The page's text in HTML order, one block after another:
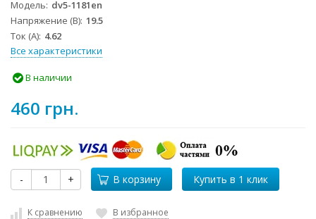
Модель dv5-1181en
Напряжение (В) 19.5
Ток (А) 4.62
Все характеристики
В наличии
460 грн.
- + В корзину
К сравнению В избранное